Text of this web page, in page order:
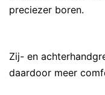
preciezer boren.
Zij- en
daardoor meer